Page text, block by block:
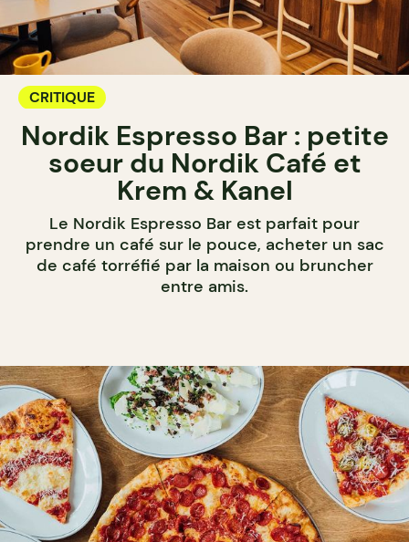
CRITIQUE
Nordik Espresso Bar : petite
soeur du Nordik Café et
Krem & Kanel
Le Nordik Espresso Bar est parfait pour
prendre un café sur le pouce, acheter un sac
de café torréfié par la maison ou bruncher
entre amis.